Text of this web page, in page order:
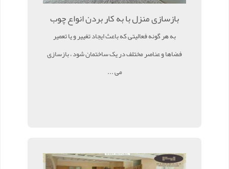
بازسازی منزل با به کار بردن انواع چوب
به هر گونه فعالیتی که باعث ایجاد تغییر و یا تعمیر
فضاها و عناصر مختلف در یک ساختمان شود ، بازسازی
می ...